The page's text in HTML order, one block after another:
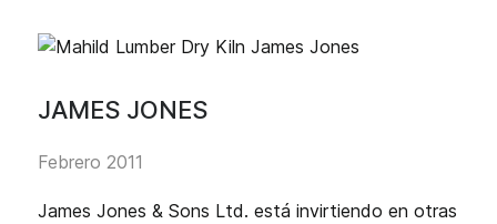
JAMES JONES
Febrero 2011
James Jones & Sons Ltd. está invirtiendo en otras